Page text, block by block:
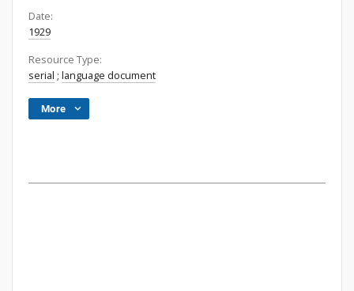
Date:
1929
Resource Type:
serial ; language document
More